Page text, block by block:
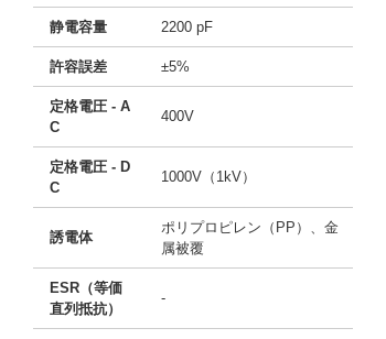
静電容量 2200 pF
許容誤差 ±5%
定格電圧 - A
C
400V
定格電圧 - D
C
1000V（1kV）
誘電体
ポリプロピレン（PP）、金
属被覆
ESR（等価
直列抵抗）
-